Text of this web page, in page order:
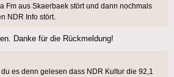
Fm aus Skaerbaek stört und dann nochmals
NDR Info stört.
Danke für die Rückmeldung!
es denn gelesen dass NDR Kultur die 92,1